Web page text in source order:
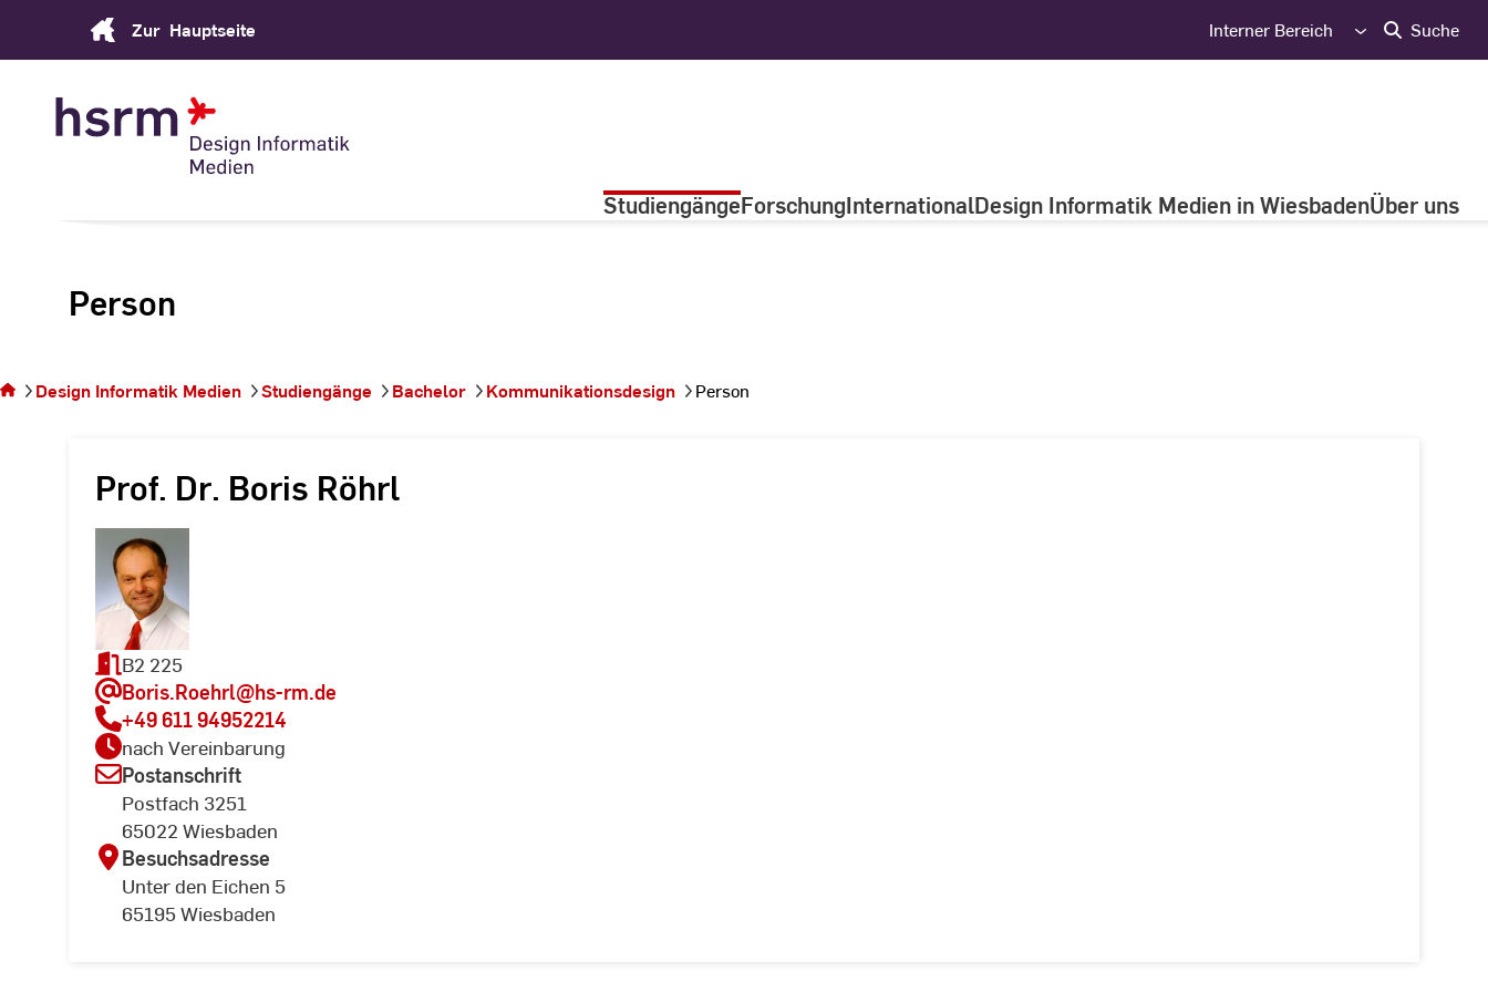
Zur Hauptseite Interner Bereich Suche
StudiengängeForschungInternationalDesign Informatik Medien in WiesbadenÜber uns
Person
sich auf
der
Design Informatik Medien Studiengänge Bachelor Kommunikationsdesign Person
Prof. Dr. Boris Röhrl
B2 225
Boris.Roehrl@hs-rm.de
+49 611 94952214
nach Vereinbarung
Postanschrift
Postfach 3251
65022 Wiesbaden
Besuchsadresse
Unter den Eichen 5
65195 Wiesbaden